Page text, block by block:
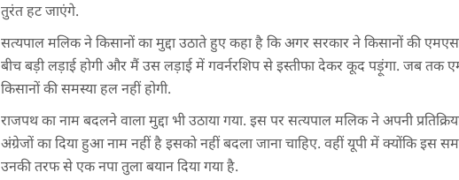
तुरंत हट जाएंगे.
सत्यपाल मलिक ने किसानों का मुद्दा उठाते हुए कहा है कि अगर सरकार ने किसानों की
बीच बड़ी लड़ाई होगी और मैं उस लड़ाई में गवर्नरशिप से इस्तीफा देकर कूद पड़ूंगा. जब तक
किसानों की समस्या हल नहीं होगी.
राजपथ का नाम बदलने वाला मुद्दा भी उठाया गया. इस पर सत्यपाल मलिक ने अपनी
अंग्रेजों का दिया हुआ नाम नहीं है इसको नहीं बदला जाना चाहिए. वहीं यूपी में क्योंकि इस
उनकी तरफ से एक नपा तुला बयान दिया गया है.